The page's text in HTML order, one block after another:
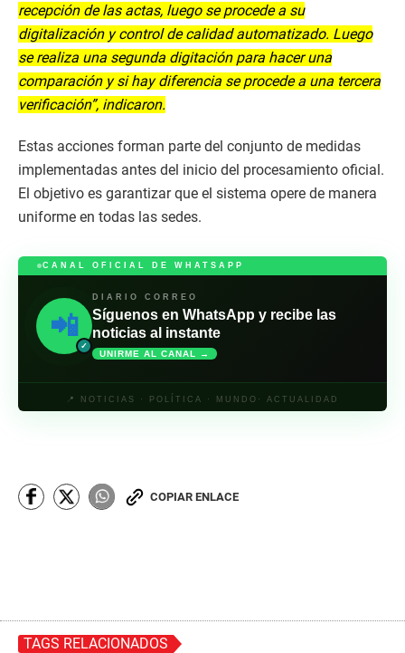
recepción de las actas, luego se procede a su
digitalización y control de calidad automatizado. Luego
se realiza una segunda digitación para hacer una
comparación y si hay diferencia se procede a una tercera
verificación”, indicaron.
Estas acciones forman parte del conjunto de medidas
implementadas antes del inicio del procesamiento oficial.
El objetivo es garantizar que el sistema opere de manera
uniforme en todas las sedes.
CANAL OFICIAL DE WHATSAPP
📲
✓
DIARIO CORREO
Síguenos en WhatsApp y recibe las
noticias al instante
UNIRME AL CANAL →
📍 NOTICIAS · POLÍTICA · MUNDO· ACTUALIDAD
COPIAR ENLACE
TAGS RELACIONADOS